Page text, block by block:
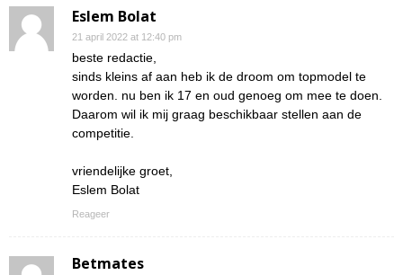
Eslem Bolat
21 april 2022 at 12:40 pm
beste redactie,
sinds kleins af aan heb ik de droom om topmodel te
worden. nu ben ik 17 en oud genoeg om mee te doen.
Daarom wil ik mij graag beschikbaar stellen aan de
competitie.
vriendelijke groet,
Eslem Bolat
Reageer
Betmates